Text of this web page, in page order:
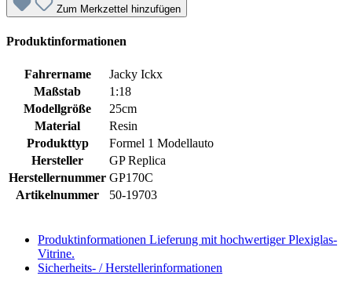
Zum Merkzettel hinzufügen
Produktinformationen
Fahrername
Jacky Ickx
Maßstab
1:18
Modellgröße
25cm
Material
Resin
Produkttyp
Formel 1 Modellauto
Hersteller
GP Replica
Herstellernummer GP170C
Artikelnummer
50-19703
Produktinformationen Lieferung mit hochwertiger Plexiglas-
Vitrine.
Sicherheits- / Herstellerinformationen